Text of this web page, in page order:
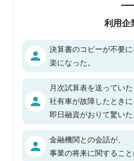
利用企
person
決算書のコピーが不要
楽になった。
person
月次試算表を送っていた
社有車が故障したときに
即日融資がおりて驚いた
person
金融機関との会話が、
事業の将来に関すること